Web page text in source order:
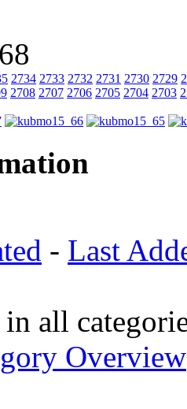
2734 2733 2732 2731 2730 2729
2708 2707 2706 2705 2704 2703
- Last
all
Overview